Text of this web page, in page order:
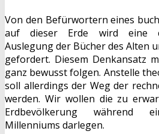
Von den Befürwortern eines
auf dieser Erde wird eine
Auslegung der Bücher des Alten
gefordert. Diesem Denkansatz
ganz bewusst folgen. Anstelle
soll allerdings der Weg der
werden. Wir wollen die zu
Erdbevölkerung während
Millenniums darlegen.